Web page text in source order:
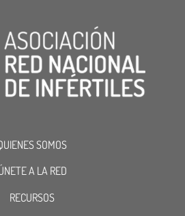
SOMOS
A LA RED
RECURSOS